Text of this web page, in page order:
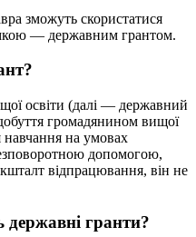
зможуть скористатися
— державним грантом.
освіти (далі — державний
громадянином вищої
навчання на умовах
допомогою,
відпрацювання, він не
гранти?